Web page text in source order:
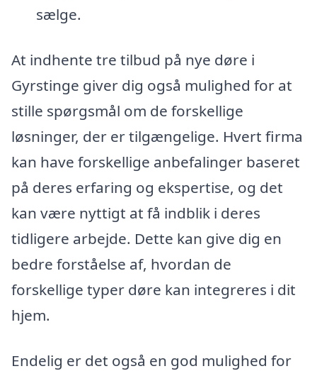
sælge.
At indhente tre tilbud på nye døre i
Gyrstinge giver dig også mulighed for at
stille spørgsmål om de forskellige
løsninger, der er tilgængelige. Hvert firma
kan have forskellige anbefalinger baseret
på deres erfaring og ekspertise, og det
kan være nyttigt at få indblik i deres
tidligere arbejde. Dette kan give dig en
bedre forståelse af, hvordan de
forskellige typer døre kan integreres i dit
hjem.
Endelig er det også en god mulighed for